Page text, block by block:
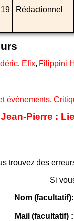
19 Rédactionnel
, Efix, Filippini
événements,
Pierre :
trouvez des
Si
Nom (facultatif):
Mail (facultatif) :